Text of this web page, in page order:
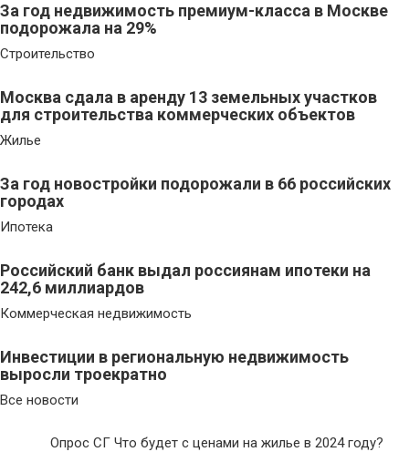
За год недвижимость премиум-класса в Москве
подорожала на 29%
Строительство
Москва сдала в аренду 13 земельных участков
для строительства коммерческих объектов
Жилье
За год новостройки подорожали в 66 российских
городах
Ипотека
Российский банк выдал россиянам ипотеки на
242,6 миллиардов
Коммерческая недвижимость
Инвестиции в региональную недвижимость
выросли троекратно
Все новости
Опрос СГ Что будет с ценами на жилье в 2024 году?